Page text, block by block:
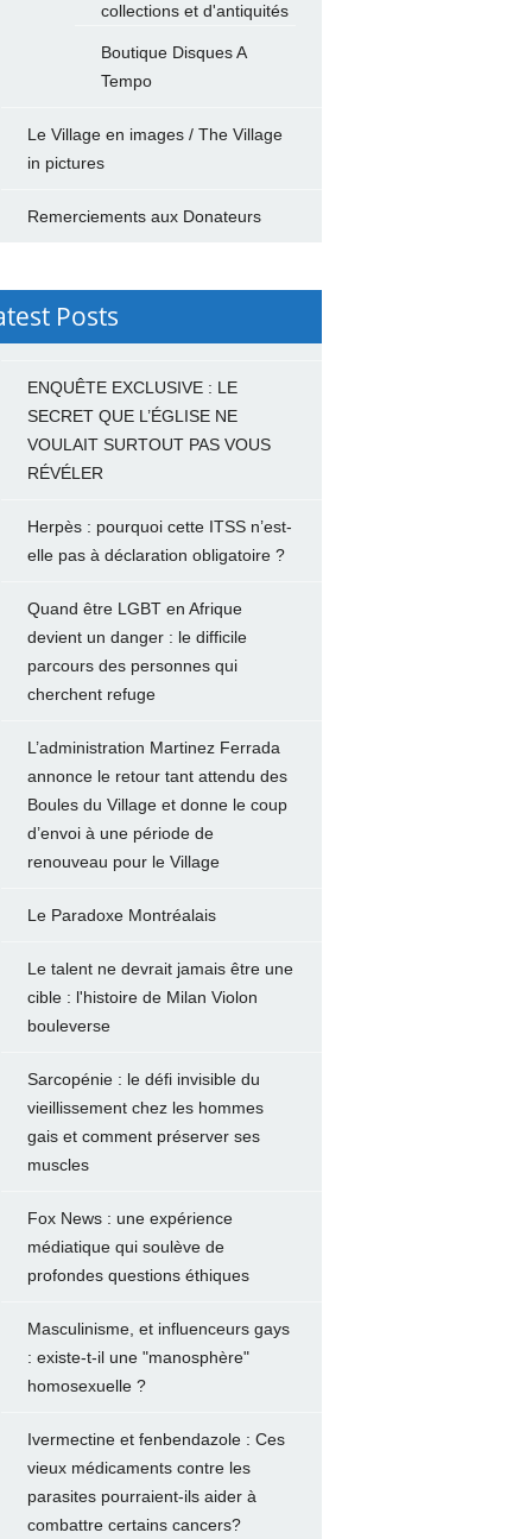
collections et d'antiquités
Boutique Disques A
Tempo
Le Village en images / The Village
in pictures
Remerciements aux Donateurs
Posts
ENQUÊTE EXCLUSIVE : LE
SECRET QUE L’ÉGLISE NE
VOULAIT SURTOUT PAS VOUS
RÉVÉLER
Herpès : pourquoi cette ITSS n’est-
elle pas à déclaration obligatoire ?
Quand être LGBT en Afrique
devient un danger : le difficile
parcours des personnes qui
cherchent refuge
L’administration Martinez Ferrada
annonce le retour tant attendu des
Boules du Village et donne le coup
d’envoi à une période de
renouveau pour le Village
Le Paradoxe Montréalais
Le talent ne devrait jamais être une
cible : l'histoire de Milan Violon
bouleverse
Sarcopénie : le défi invisible du
vieillissement chez les hommes
gais et comment préserver ses
muscles
Fox News : une expérience
médiatique qui soulève de
profondes questions éthiques
Masculinisme, et influenceurs gays
: existe-t-il une "manosphère"
homosexuelle ?
Ivermectine et fenbendazole : Ces
vieux médicaments contre les
parasites pourraient-ils aider à
combattre certains cancers?